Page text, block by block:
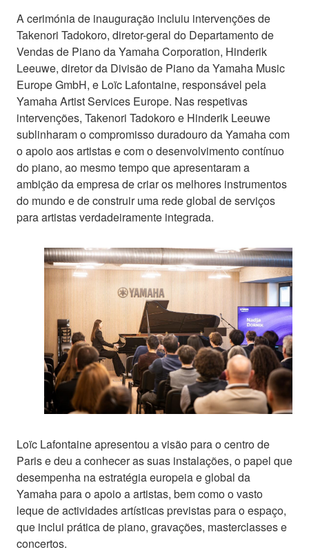
A cerimónia de inauguração incluiu intervenções de
Takenori Tadokoro, diretor-geral do Departamento de
Vendas de Piano da Yamaha Corporation, Hinderik
Leeuwe, diretor da Divisão de Piano da Yamaha Music
Europe GmbH, e Loïc Lafontaine, responsável pela
Yamaha Artist Services Europe. Nas respetivas
intervenções, Takenori Tadokoro e Hinderik Leeuwe
sublinharam o compromisso duradouro da Yamaha com
o apoio aos artistas e com o desenvolvimento contínuo
do piano, ao mesmo tempo que apresentaram a
ambição da empresa de criar os melhores instrumentos
do mundo e de construir uma rede global de serviços
para artistas verdadeiramente integrada.
Loïc Lafontaine apresentou a visão para o centro de
Paris e deu a conhecer as suas instalações, o papel que
desempenha na estratégia europeia e global da
Yamaha para o apoio a artistas, bem como o vasto
leque de actividades artísticas previstas para o espaço,
que inclui prática de piano, gravações, masterclasses e
concertos.